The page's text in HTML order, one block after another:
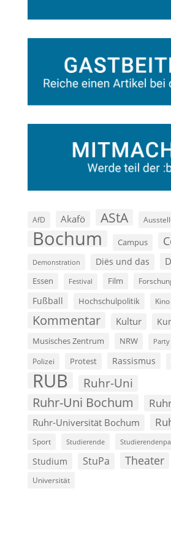
AfD Akafö AStA
Bochum Campus
Demonstration Diës und das
Essen Festival Film
Fußball Hochschulpolitik Kino
Kommentar Kultur
Musisches Zentrum NRW Party
Polizei Protest Rassismus
RUB Ruhr-Uni
Ruhr-Uni Bochum
Ruhr-Universität Bochum
Sport Studierende
Studium StuPa Theater
Universität